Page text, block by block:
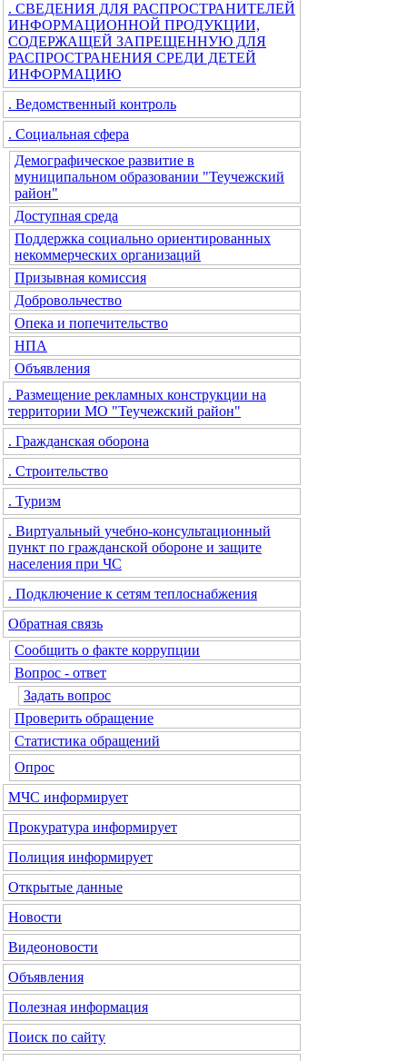
. СВЕДЕНИЯ ДЛЯ РАСПРОСТРАНИТЕЛЕЙ
ИНФОРМАЦИОННОЙ ПРОДУКЦИИ,
СОДЕРЖАЩЕЙ ЗАПРЕЩЕННУЮ ДЛЯ
РАСПРОСТРАНЕНИЯ СРЕДИ ДЕТЕЙ
ИНФОРМАЦИЮ
. Ведомственный контроль
. Социальная сфера
Демографическое развитие в
муниципальном образовании "Теучежский
район"
Доступная среда
Поддержка социально ориентированных
некоммерческих организаций
Призывная комиссия
Добровольчество
Опека и попечительство
НПА
Объявления
. Размещение рекламных конструкции на
территории МО "Теучежский район"
. Гражданская оборона
. Строительство
. Туризм
. Виртуальный учебно-консультационный
пункт по гражданской обороне и защите
населения при ЧС
. Подключение к сетям теплоснабжения
Обратная связь
Сообщить о факте коррупции
Вопрос - ответ
Задать вопрос
Проверить обращение
Статистика обращений
Опрос
МЧС информирует
Прокуратура информирует
Полиция информирует
Открытые данные
Новости
Видеоновости
Объявления
Полезная информация
Поиск по сайту